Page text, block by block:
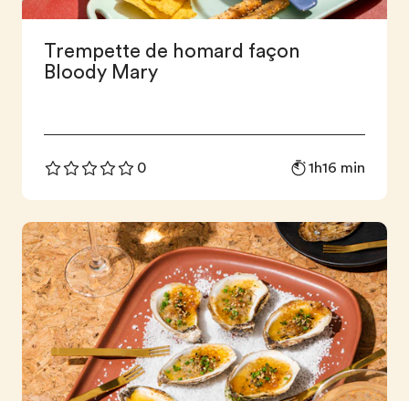
Trempette de homard façon
Bloody Mary
0 1h16 min